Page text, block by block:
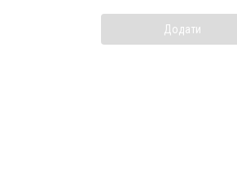
Додати